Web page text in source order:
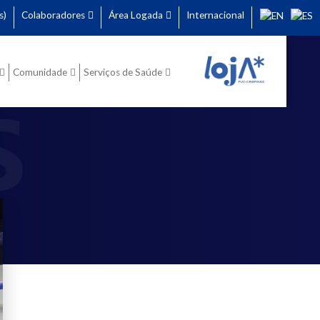
Colaboradores Área Logada Internacional
Comunidade Serviços de Saúde